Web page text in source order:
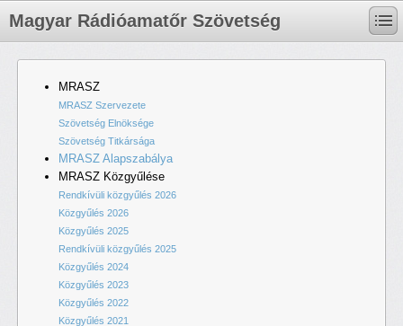
Magyar Rádióamatőr Szövetség
MRASZ
MRASZ Szervezete
Szövetség Elnöksége
Szövetség Titkársága
MRASZ Alapszabálya
MRASZ Közgyűlése
Rendkívüli közgyűlés 2026
Közgyűlés 2026
Közgyűlés 2025
Rendkívüli közgyűlés 2025
Közgyűlés 2024
Közgyűlés 2023
Közgyűlés 2022
Közgyűlés 2021